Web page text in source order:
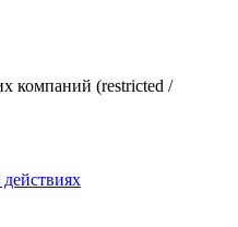
компаний (restricted /